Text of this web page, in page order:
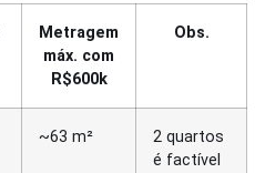
Metragem
máx. com
R$600k
Obs.
~63 m²
2 quartos
é factível